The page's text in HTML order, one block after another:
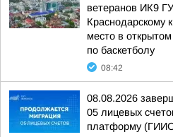
ветеранов ИК9
Краснодарскому
место в
по баскетболу
08:42
08.08.2026
05 лицевых
платформу